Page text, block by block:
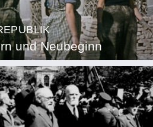
und Neubeginn